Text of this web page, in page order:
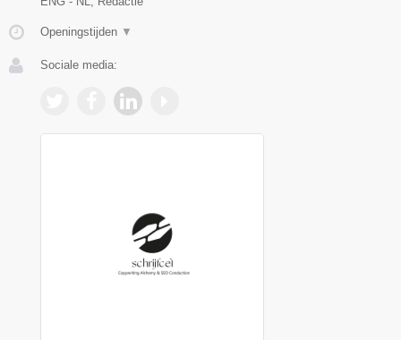
Openingstijden ▼
Sociale media: